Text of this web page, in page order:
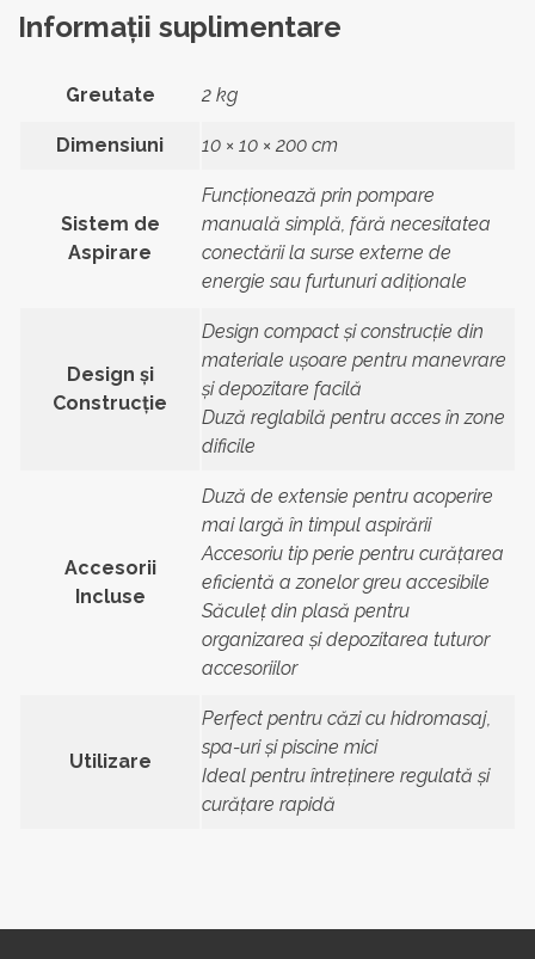
Informații suplimentare
Greutate 2 kg
Dimensiuni 10 × 10 × 200 cm
Sistem de
Aspirare
Funcționează prin pompare
manuală simplă, fără necesitatea
conectării la surse externe de
energie sau furtunuri adiționale
Design și
Construcție
Design compact și construcție din
materiale ușoare pentru manevrare
și depozitare facilă
Duză reglabilă pentru acces în zone
dificile
Accesorii
Incluse
Duză de extensie pentru acoperire
mai largă în timpul aspirării
Accesoriu tip perie pentru curățarea
eficientă a zonelor greu accesibile
Săculeț din plasă pentru
organizarea și depozitarea tuturor
accesoriilor
Utilizare
Perfect pentru căzi cu hidromasaj,
spa-uri și piscine mici
Ideal pentru întreținere regulată și
curățare rapidă